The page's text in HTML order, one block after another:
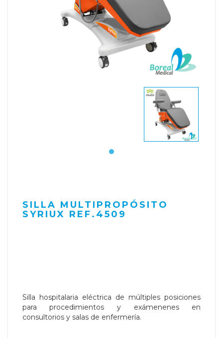
SILLA MULTIPROPÓSITO
SYRIUX REF.4509
Silla hospitalaria eléctrica de múltiples posiciones
para procedimientos y exámenenes en
consultorios y salas de enfermería.